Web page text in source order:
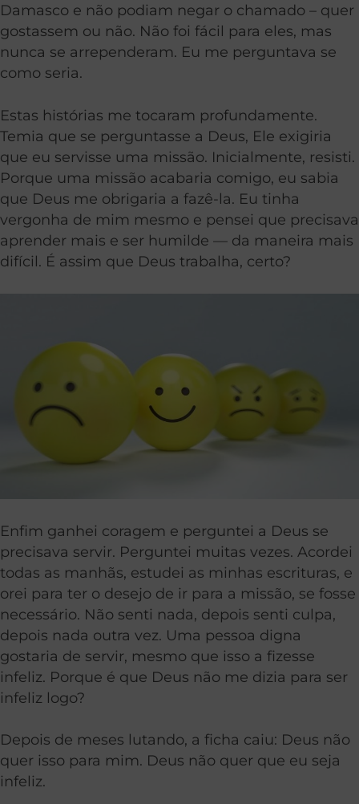
Damasco e não podiam negar o chamado – quer
gostassem ou não. Não foi fácil para eles, mas
nunca se arrependeram. Eu me perguntava se
como seria.
Estas histórias me tocaram profundamente.
Temia que se perguntasse a Deus, Ele exigiria
que eu servisse uma missão. Inicialmente, resisti.
Porque uma missão acabaria comigo, eu sabia
que Deus me obrigaria a fazê-la. Eu tinha
vergonha de mim mesmo e pensei que precisava
aprender mais e ser humilde — da maneira mais
difícil. É assim que Deus trabalha, certo?
Enfim ganhei coragem e perguntei a Deus se
precisava servir. Perguntei muitas vezes. Acordei
todas as manhãs, estudei as minhas escrituras, e
orei para ter o desejo de ir para a missão, se fosse
necessário. Não senti nada, depois senti culpa,
depois nada outra vez. Uma pessoa digna
gostaria de servir, mesmo que isso a fizesse
infeliz. Porque é que Deus não me dizia para ser
infeliz logo?
Depois de meses lutando, a ficha caiu: Deus não
quer isso para mim. Deus não quer que eu seja
infeliz.